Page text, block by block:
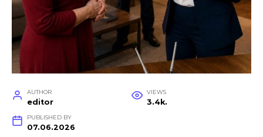
AUTHOR
editor
VIEWS
3.4k.
PUBLISHED BY
07.06.2026